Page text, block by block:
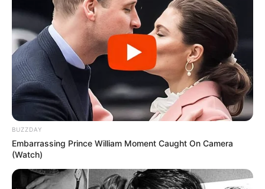
BUZZDAY
Embarrassing Prince William Moment Caught On Camera
(Watch)